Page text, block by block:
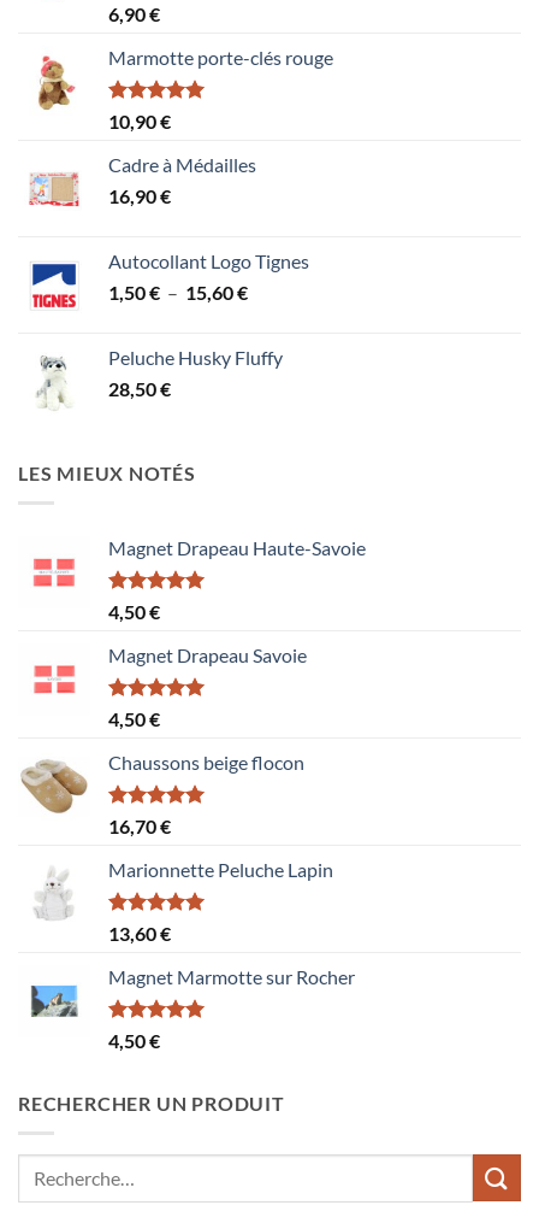
Note
4.00
5
6,90€
Marmotte porte-clés rouge
Note5.00
sur 5
10,90€
Cadre à Médailles
16,90€
Autocollant Logo Tignes
1,50€ – 15,60€Plage
1,50 €
Peluche Husky Fluffy
28,50€
LES MIEUX NOTÉS
Magnet Drapeau Haute-Savoie
Note5.00
sur 5
4,50€
Magnet Drapeau Savoie
Note5.00
sur 5
4,50€
Chaussons beige flocon
Note5.00
sur 5
16,70€
Marionnette Peluche Lapin
Note5.00
sur 5
13,60€
Magnet Marmotte sur Rocher
Note5.00
sur 5
4,50€
RECHERCHER UN PRODUIT